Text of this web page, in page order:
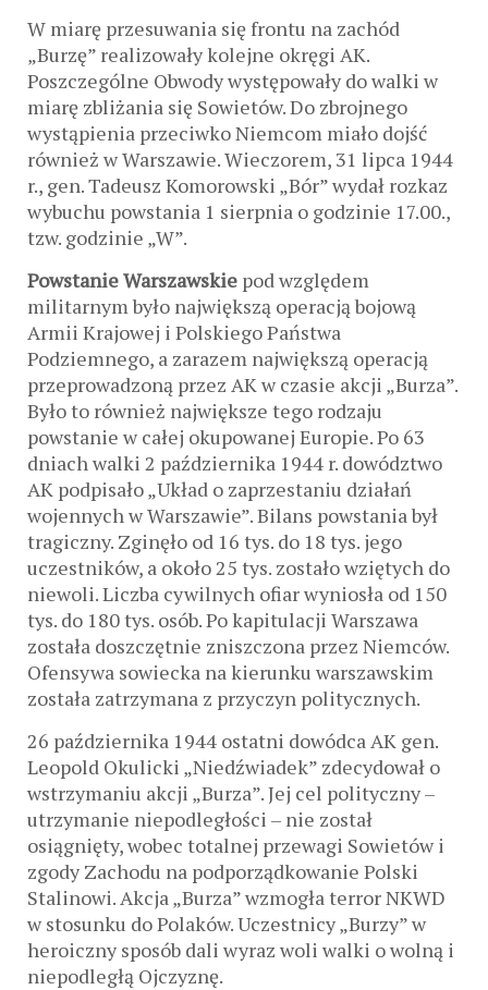
W miarę przesuwania się frontu na zachód
„Burzę” realizowały kolejne okręgi AK.
Poszczególne Obwody występowały do walki w
miarę zbliżania się Sowietów. Do zbrojnego
wystąpienia przeciwko Niemcom miało dojść
również w Warszawie. Wieczorem, 31 lipca 1944
r., gen. Tadeusz Komorowski „Bór” wydał rozkaz
wybuchu powstania 1 sierpnia o godzinie 17.00.,
tzw. godzinie „W”.
Powstanie Warszawskie pod względem
militarnym było największą operacją bojową
Armii Krajowej i Polskiego Państwa
Podziemnego, a zarazem największą operacją
przeprowadzoną przez AK w czasie akcji „Burza”.
Było to również największe tego rodzaju
powstanie w całej okupowanej Europie. Po 63
dniach walki 2 października 1944 r. dowództwo
AK podpisało „Układ o zaprzestaniu działań
wojennych w Warszawie”. Bilans powstania był
tragiczny. Zginęło od 16 tys. do 18 tys. jego
uczestników, a około 25 tys. zostało wziętych do
niewoli. Liczba cywilnych ofiar wyniosła od 150
tys. do 180 tys. osób. Po kapitulacji Warszawa
została doszczętnie zniszczona przez Niemców.
Ofensywa sowiecka na kierunku warszawskim
została zatrzymana z przyczyn politycznych.
26 października 1944 ostatni dowódca AK gen.
Leopold Okulicki „Niedźwiadek” zdecydował o
wstrzymaniu akcji „Burza”. Jej cel polityczny –
utrzymanie niepodległości – nie został
osiągnięty, wobec totalnej przewagi Sowietów i
zgody Zachodu na podporządkowanie Polski
Stalinowi. Akcja „Burza” wzmogła terror NKWD
w stosunku do Polaków. Uczestnicy „Burzy” w
heroiczny sposób dali wyraz woli walki o wolną i
niepodległą Ojczyznę.